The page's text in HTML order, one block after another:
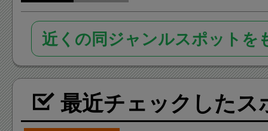
近くの同ジャンルスポットを
最近チェックしたス